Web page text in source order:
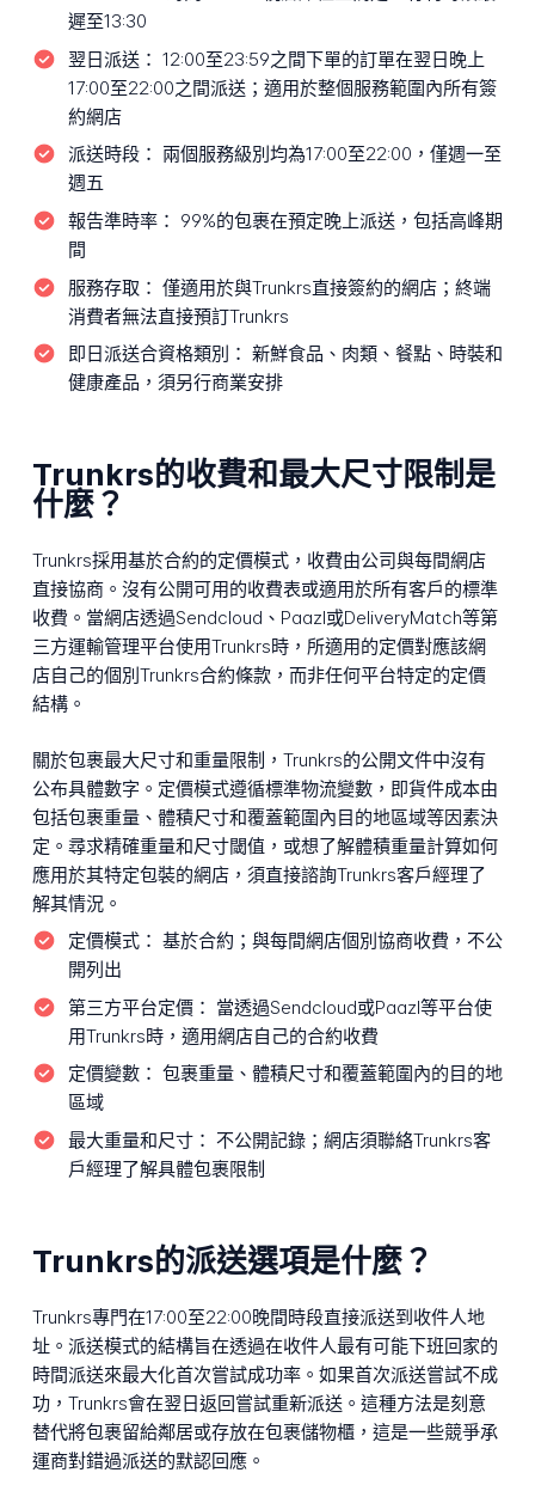
遲至13:30
翌日派送： 12:00至23:59之間下單的訂單在翌日晚上
17:00至22:00之間派送；適用於整個服務範圍內所有簽
約網店
派送時段： 兩個服務級別均為17:00至22:00，僅週一至
週五
報告準時率： 99%的包裹在預定晚上派送，包括高峰期
間
服務存取： 僅適用於與Trunkrs直接簽約的網店；終端
消費者無法直接預訂Trunkrs
即日派送合資格類別： 新鮮食品、肉類、餐點、時裝和
健康產品，須另行商業安排
Trunkrs的收費和最大尺寸限制是
什麼？
Trunkrs採用基於合約的定價模式，收費由公司與每間網店
直接協商。沒有公開可用的收費表或適用於所有客戶的標準
收費。當網店透過Sendcloud、Paazl或DeliveryMatch等第
三方運輸管理平台使用Trunkrs時，所適用的定價對應該網
店自己的個別Trunkrs合約條款，而非任何平台特定的定價
結構。
關於包裹最大尺寸和重量限制，Trunkrs的公開文件中沒有
公布具體數字。定價模式遵循標準物流變數，即貨件成本由
包括包裹重量、體積尺寸和覆蓋範圍內目的地區域等因素決
定。尋求精確重量和尺寸閾值，或想了解體積重量計算如何
應用於其特定包裝的網店，須直接諮詢Trunkrs客戶經理了
解其情況。
定價模式： 基於合約；與每間網店個別協商收費，不公
開列出
第三方平台定價： 當透過Sendcloud或Paazl等平台使
用Trunkrs時，適用網店自己的合約收費
定價變數： 包裹重量、體積尺寸和覆蓋範圍內的目的地
區域
最大重量和尺寸： 不公開記錄；網店須聯絡Trunkrs客
戶經理了解具體包裹限制
Trunkrs的派送選項是什麼？
Trunkrs專門在17:00至22:00晚間時段直接派送到收件人地
址。派送模式的結構旨在透過在收件人最有可能下班回家的
時間派送來最大化首次嘗試成功率。如果首次派送嘗試不成
功，Trunkrs會在翌日返回嘗試重新派送。這種方法是刻意
替代將包裹留給鄰居或存放在包裹儲物櫃，這是一些競爭承
運商對錯過派送的默認回應。